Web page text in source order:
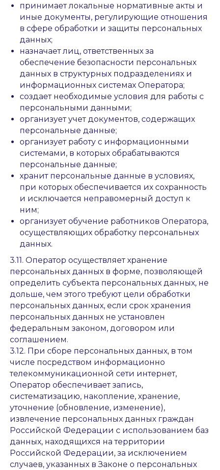
принимает локальные нормативные акты и
иные документы, регулирующие отношения
в сфере обработки и защиты персональных
данных;
назначает лиц, ответственных за
обеспечение безопасности персональных
данных в структурных подразделениях и
информационных системах Оператора;
создает необходимые условия для работы с
персональными данными;
организует учет документов, содержащих
персональные данные;
организует работу с информационными
системами, в которых обрабатываются
персональные данные;
хранит персональные данные в условиях,
при которых обеспечивается их сохранность
и исключается неправомерный доступ к
ним;
организует обучение работников Оператора,
осуществляющих обработку персональных
данных.
3.11. Оператор осуществляет хранение
персональных данных в форме, позволяющей
определить субъекта персональных данных, не
дольше, чем этого требуют цели обработки
персональных данных, если срок хранения
персональных данных не установлен
федеральным законом, договором или
соглашением.
3.12. При сборе персональных данных, в том
числе посредством информационно
телекоммуникационной сети интернет,
Оператор обеспечивает запись,
систематизацию, накопление, хранение,
уточнение (обновление, изменение),
извлечение персональных данных граждан
Российской Федерации с использованием баз
данных, находящихся на территории
Российской Федерации, за исключением
случаев, указанных в Законе о персональных